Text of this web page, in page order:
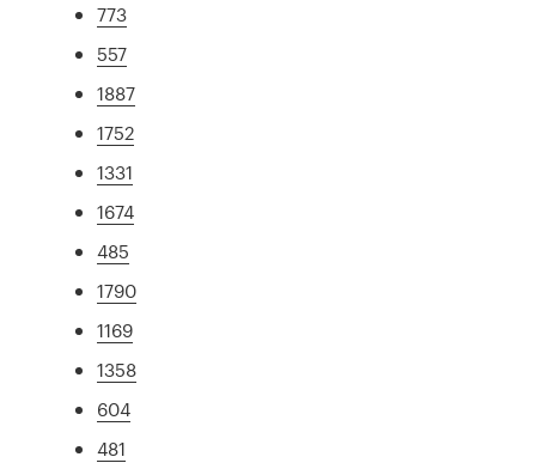
773
557
1887
1752
1331
1674
485
1790
1169
1358
604
481